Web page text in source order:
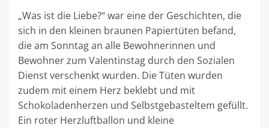
„Was ist die Liebe?“ war eine der Geschichten, die
sich in den kleinen braunen Papiertüten befand,
die am Sonntag an alle Bewohnerinnen und
Bewohner zum Valentinstag durch den Sozialen
Dienst verschenkt wurden. Die Tüten wurden
zudem mit einem Herz beklebt und mit
Schokoladenherzen und Selbstgebasteltem gefüllt.
Ein roter Herzluftballon und kleine